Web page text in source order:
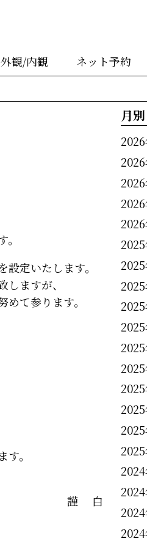
外観/内観 ネット予約
定いたします。
ますが、
て参ります。
。
謹 白
月別